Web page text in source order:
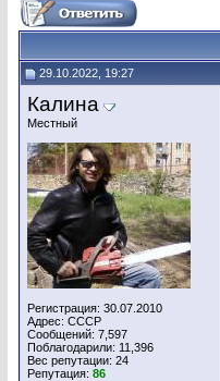
29.10.2022, 19:27
Калина
Местный
Регистрация: 30.07.2010
Адрес: СССР
Сообщений: 7,597
Поблагодарили: 11,396
Вес репутации: 24
Репутация: 86